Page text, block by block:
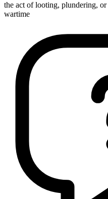
the act of looting, plundering,
wartime